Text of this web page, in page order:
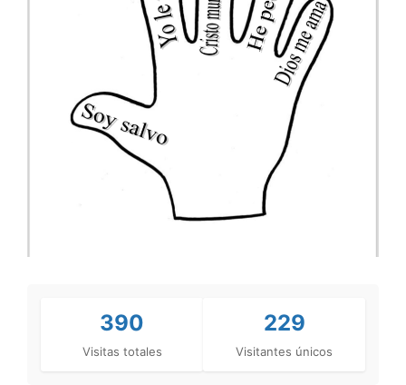
390
Visitas totales
229
Visitantes únicos